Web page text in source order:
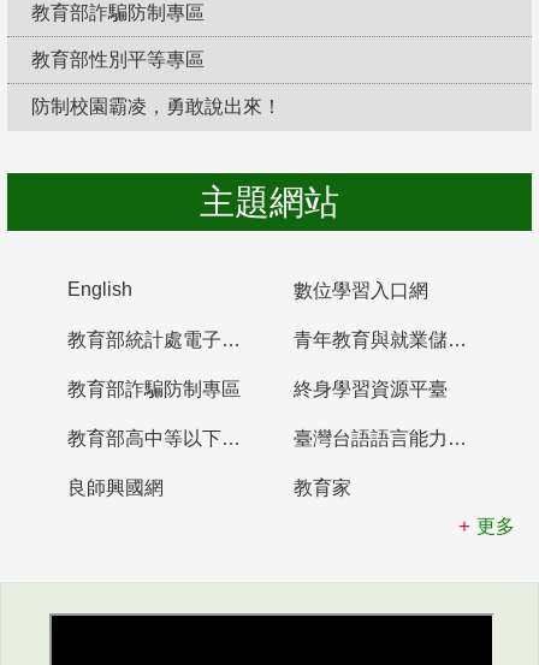
教育部詐騙防制專區
教育部性別平等專區
防制校園霸凌，勇敢說出來！
主題網站
English 數位學習入口網
教育部統計處電子書櫃 青年教育與就業儲蓄帳戶
教育部詐騙防制專區 終身學習資源平臺
教育部高中等以下學校及幼兒園教師資格檢定考試 臺灣台語語言能力認證網站
良師興國網
教育家
更多